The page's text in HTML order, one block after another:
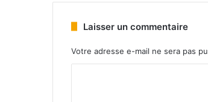
Laisser un commentaire
Votre adresse e-mail ne sera pas